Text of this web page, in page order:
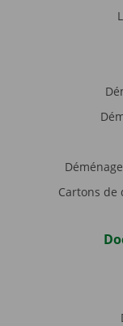
Cartons de